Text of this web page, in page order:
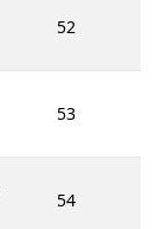
52
53
54